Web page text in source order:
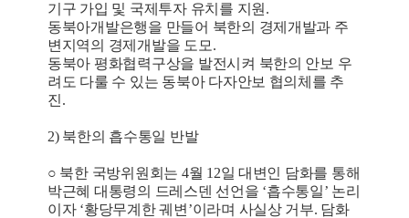
기구 가입 및 국제투자 유치를 지원.
동북아개발은행을 만들어 북한의 경제개발과 주
변지역의 경제개발을 도모.
동북아 평화협력구상을 발전시켜 북한의 안보 우
려도 다룰 수 있는 동북아 다자안보 협의체를 추
진.
2) 북한의 흡수통일 반발
○ 북한 국방위원회는 4월 12일 대변인 담화를 통해
박근혜 대통령의 드레스덴 선언을 ‘흡수통일’ 논리
이자 ‘황당무계한 궤변’이라며 사실상 거부. 담화